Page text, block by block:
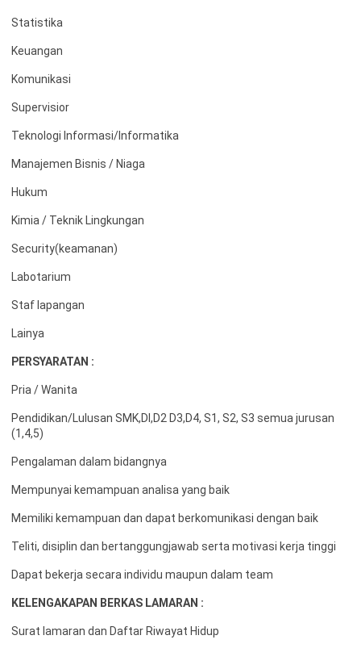
Statistika
Keuangan
Komunikasi
Supervisior
Teknologi Informasi/Informatika
Manajemen Bisnis / Niaga
Hukum
Kimia / Teknik Lingkungan
Security(keamanan)
Labotarium
Staf lapangan
Lainya
PERSYARATAN :
Pria / Wanita
Pendidikan/Lulusan SMK,DI,D2 D3,D4, S1, S2, S3 semua jurusan
(1,4,5)
Pengalaman dalam bidangnya
Mempunyai kemampuan analisa yang baik
Memiliki kemampuan dan dapat berkomunikasi dengan baik
Teliti, disiplin dan bertanggungjawab serta motivasi kerja tinggi
Dapat bekerja secara individu maupun dalam team
KELENGAKAPAN BERKAS LAMARAN :
Surat lamaran dan Daftar Riwayat Hidup